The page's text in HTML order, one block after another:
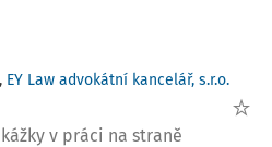
, EY Law advokátní kancelář, s.r.o.
v práci na straně